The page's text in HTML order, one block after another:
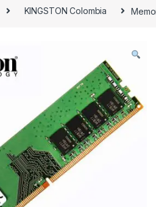
KINGSTON Colombia